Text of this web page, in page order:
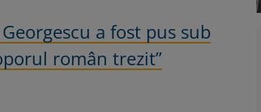
a fost pus sub
român trezit”